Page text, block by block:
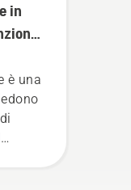
in
è una